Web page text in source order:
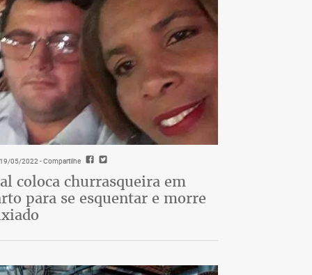
05/2022- Compartilhe
coloca churrasqueira em
para se esquentar e morre